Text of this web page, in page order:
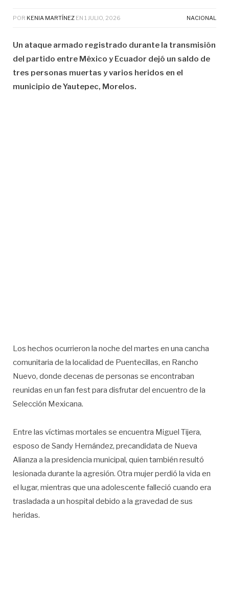
POR KENIA MARTÍNEZ EN 1 JULIO, 2026 NACIONAL
Un ataque armado registrado durante la transmisión
del partido entre México y Ecuador dejó un saldo de
tres personas muertas y varios heridos en el
municipio de Yautepec, Morelos.
Los hechos ocurrieron la noche del martes en una cancha
comunitaria de la localidad de Puentecillas, en Rancho
Nuevo, donde decenas de personas se encontraban
reunidas en un fan fest para disfrutar del encuentro de la
Selección Mexicana.
Entre las víctimas mortales se encuentra Miguel Tijera,
esposo de Sandy Hernández, precandidata de Nueva
Alianza a la presidencia municipal, quien también resultó
lesionada durante la agresión. Otra mujer perdió la vida en
el lugar, mientras que una adolescente falleció cuando era
trasladada a un hospital debido a la gravedad de sus
heridas.